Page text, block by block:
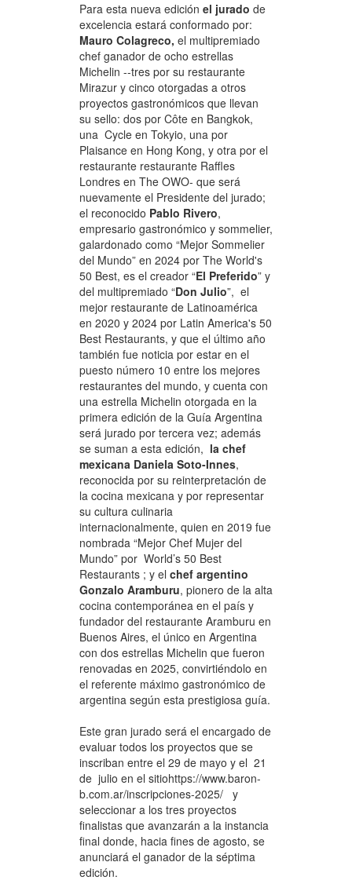
Para esta nueva edición el jurado de
excelencia estará conformado por:
Mauro Colagreco, el multipremiado
chef ganador de ocho estrellas
Michelin --tres por su restaurante
Mirazur y cinco otorgadas a otros
proyectos gastronómicos que llevan
su sello: dos por Côte en Bangkok,
una Cycle en Tokyio, una por
Plaisance en Hong Kong, y otra por el
restaurante restaurante Raffles
Londres en The OWO- que será
nuevamente el Presidente del jurado;
el reconocido Pablo Rivero,
empresario gastronómico y sommelier,
galardonado como “Mejor Sommelier
del Mundo” en 2024 por The World's
50 Best, es el creador “El Preferido” y
del multipremiado “Don Julio”, el
mejor restaurante de Latinoamérica
en 2020 y 2024 por Latin America's 50
Best Restaurants, y que el último año
también fue noticia por estar en el
puesto número 10 entre los mejores
restaurantes del mundo, y cuenta con
una estrella Michelin otorgada en la
primera edición de la Guía Argentina
será jurado por tercera vez; además
se suman a esta edición, la chef
mexicana Daniela Soto-Innes,
reconocida por su reinterpretación de
la cocina mexicana y por representar
su cultura culinaria
internacionalmente, quien en 2019 fue
nombrada “Mejor Chef Mujer del
Mundo” por World’s 50 Best
Restaurants ; y el chef argentino
Gonzalo Aramburu, pionero de la alta
cocina contemporánea en el país y
fundador del restaurante Aramburu en
Buenos Aires, el único en Argentina
con dos estrellas Michelin que fueron
renovadas en 2025, convirtiéndolo en
el referente máximo gastronómico de
argentina según esta prestigiosa guía.
Este gran jurado será el encargado de
evaluar todos los proyectos que se
inscriban entre el 29 de mayo y el 21
de julio en el sitiohttps://www.baron-
b.com.ar/inscripciones-2025/ y
seleccionar a los tres proyectos
finalistas que avanzarán a la instancia
final donde, hacia fines de agosto, se
anunciará el ganador de la séptima
edición.